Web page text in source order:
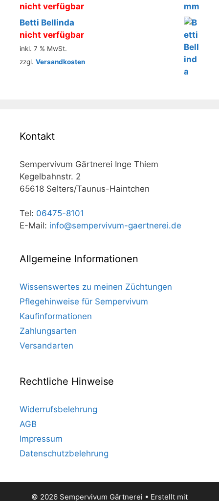
nicht verfügbar
Betti Bellinda
nicht verfügbar
inkl. 7 % MwSt.
zzgl. Versandkosten
Kontakt
Sempervivum Gärtnerei Inge Thiem
Kegelbahnstr. 2
65618 Selters/Taunus-Haintchen
Tel: 06475-8101
E-Mail: info@sempervivum-gaertnerei.de
Allgemeine Informationen
Wissenswertes zu meinen Züchtungen
Pflegehinweise für Sempervivum
Kaufinformationen
Zahlungsarten
Versandarten
Rechtliche Hinweise
Widerrufsbelehrung
AGB
Impressum
Datenschutzbelehrung
© 2026 Sempervivum Gärtnerei • Erstellt mit